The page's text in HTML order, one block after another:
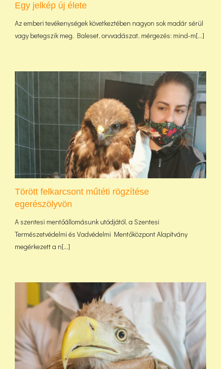
Egy jelkép új élete
Az emberi tevékenységek következtében nagyon sok madár sérül
vagy betegszik meg. Baleset, orvvadászat, mérgezés: mind-m[...]
Törött felkarcsont műtéti rögzítése
egerészölyvön
A szentesi mentőállomásunk utódjától, a Szentesi
Természetvédelmi és Vadvédelmi Mentőközpont Alapítvány
megérkezett a n[...]